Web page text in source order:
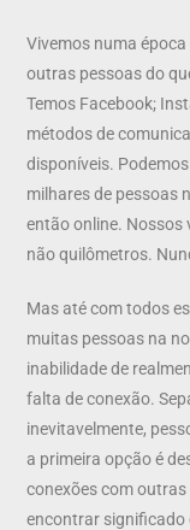
Vivemos numa
outras pessoas do
Temos Facebook;
métodos de
disponíveis.
milhares de pessoas
então online. Nossos
não quilômetros.
Mas até com todos
muitas pessoas na
inabilidade de
falta de conexão.
inevitavelmente,
a primeira opção é
conexões com
encontrar significado